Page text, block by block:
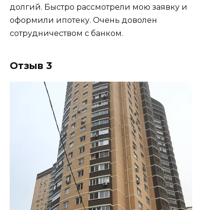
долгий. Быстро рассмотрели мою заявку и
оформили ипотеку. Очень доволен
сотрудничеством с банком.
Отзыв 3